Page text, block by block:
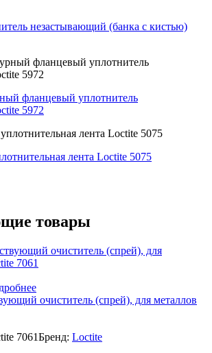
незастывающий (банка с кистью)
фланцевый уплотнитель
5972
лента Loctite 5075
товары
очиститель (спрей), для металлов
7061Бренд: Loctite